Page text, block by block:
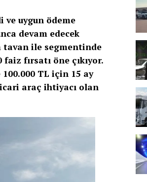
ve uygun ödeme
devam edecek
tavan ile segmentinde
fırsatı öne çıkıyor.
TL için 15 ay
araç ihtiyacı olan